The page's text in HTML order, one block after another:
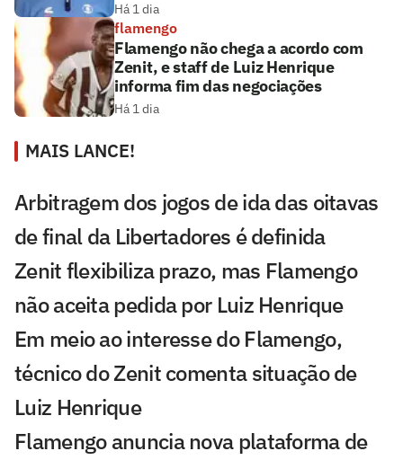
Há 1 dia
flamengo
Flamengo não chega a acordo com
Zenit, e staff de Luiz Henrique
informa fim das negociações
Há 1 dia
MAIS LANCE!
Arbitragem dos jogos de ida das oitavas
de final da Libertadores é definida
Zenit flexibiliza prazo, mas Flamengo
não aceita pedida por Luiz Henrique
Em meio ao interesse do Flamengo,
técnico do Zenit comenta situação de
Luiz Henrique
Flamengo anuncia nova plataforma de